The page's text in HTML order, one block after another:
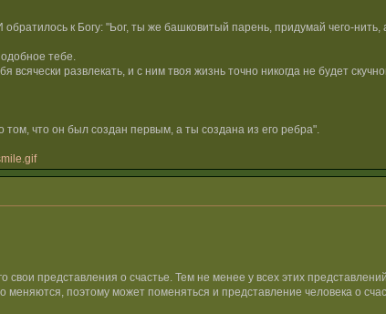
к Богу: "Ьог, ты же башковитый парень, придумай чего-нить,
тебе.
развлекать, и с ним твоя жизнь точно никогда не будет
том, что он был создан первым, а ты создана из его ребра".
представления о счастье. Тем не менее у всех этих
меняются, поэтому может поменяться и представление человека о